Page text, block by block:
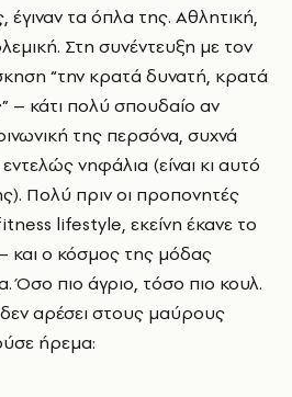
τα όπλα της. Αθλητική,
Στη συνέντευξη με τον
“την κρατά δυνατή, κρατά
– κάτι πολύ σπουδαίο αν
της περσόνα, συχνά
εντελώς νηφάλια (είναι κι αυτό
Πολύ πριν οι προπονητές
lifestyle, εκείνη έκανε το
και ο κόσμος της μόδας
Όσο πιο άγριο, τόσο πιο κουλ.
αρέσει στους μαύρους
ήρεμα: